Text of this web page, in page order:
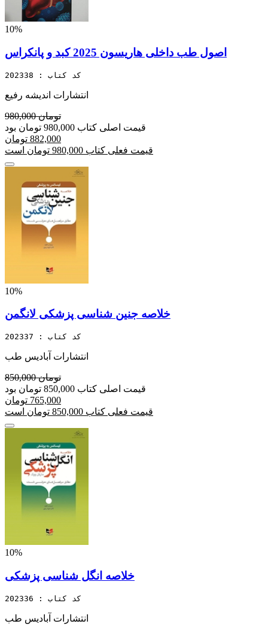
10%
اصول طب داخلی هاریسون 2025 کبد و پانکراس
کد کتاب : 202338
انتشارات اندیشه رفیع
980,000 تومان
قیمت اصلی کتاب 980,000 تومان بود
882,000 تومان
قیمت فعلی کتاب 980,000 تومان است
10%
خلاصه جنین شناسی پزشکی لانگمن
کد کتاب : 202337
انتشارات آبادیس طب
850,000 تومان
قیمت اصلی کتاب 850,000 تومان بود
765,000 تومان
قیمت فعلی کتاب 850,000 تومان است
10%
خلاصه انگل شناسی پزشکی
کد کتاب : 202336
انتشارات آبادیس طب